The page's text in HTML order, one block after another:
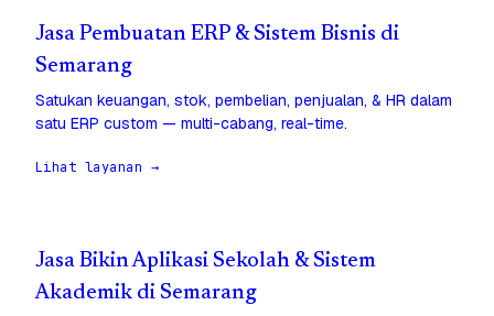
Jasa Pembuatan ERP & Sistem Bisnis di
Semarang
Satukan keuangan, stok, pembelian, penjualan, & HR dalam
satu ERP custom — multi-cabang, real-time.
Lihat layanan →
Jasa Bikin Aplikasi Sekolah & Sistem
Akademik di Semarang